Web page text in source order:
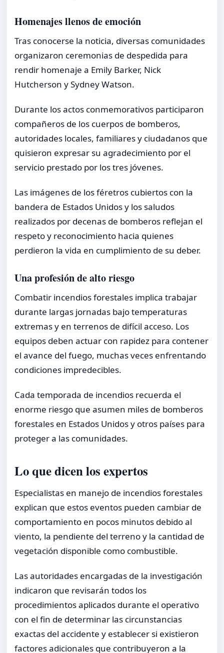
Homenajes llenos de emoción
Tras conocerse la noticia, diversas comunidades
organizaron ceremonias de despedida para
rendir homenaje a Emily Barker, Nick
Hutcherson y Sydney Watson.
Durante los actos conmemorativos participaron
compañeros de los cuerpos de bomberos,
autoridades locales, familiares y ciudadanos que
quisieron expresar su agradecimiento por el
servicio prestado por los tres jóvenes.
Las imágenes de los féretros cubiertos con la
bandera de Estados Unidos y los saludos
realizados por decenas de bomberos reflejan el
respeto y reconocimiento hacia quienes
perdieron la vida en cumplimiento de su deber.
Una profesión de alto riesgo
Combatir incendios forestales implica trabajar
durante largas jornadas bajo temperaturas
extremas y en terrenos de difícil acceso. Los
equipos deben actuar con rapidez para contener
el avance del fuego, muchas veces enfrentando
condiciones impredecibles.
Cada temporada de incendios recuerda el
enorme riesgo que asumen miles de bomberos
forestales en Estados Unidos y otros países para
proteger a las comunidades.
Lo que dicen los expertos
Especialistas en manejo de incendios forestales
explican que estos eventos pueden cambiar de
comportamiento en pocos minutos debido al
viento, la pendiente del terreno y la cantidad de
vegetación disponible como combustible.
Las autoridades encargadas de la investigación
indicaron que revisarán todos los
procedimientos aplicados durante el operativo
con el fin de determinar las circunstancias
exactas del accidente y establecer si existieron
factores adicionales que contribuyeron a la